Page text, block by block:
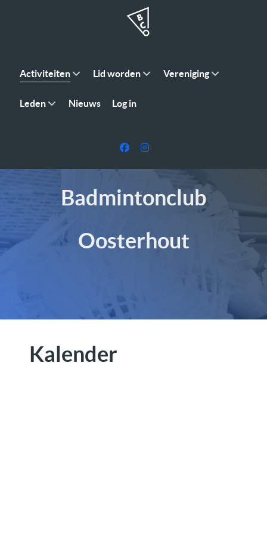
Activiteiten Lid worden Vereniging
Leden Nieuws Log in
Badmintonclub
Oosterhout
Kalender